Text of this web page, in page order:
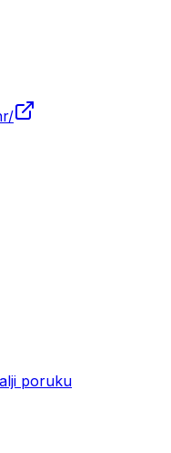
poruku